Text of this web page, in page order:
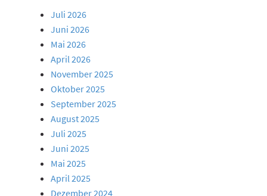
Juli 2026
Juni 2026
Mai 2026
April 2026
November 2025
Oktober 2025
September 2025
August 2025
Juli 2025
Juni 2025
Mai 2025
April 2025
Dezember 2024